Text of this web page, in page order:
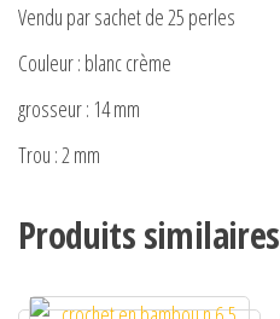
Vendu par sachet de 25 perles
Couleur : blanc crème
grosseur : 14 mm
Trou : 2 mm
Produits similaires